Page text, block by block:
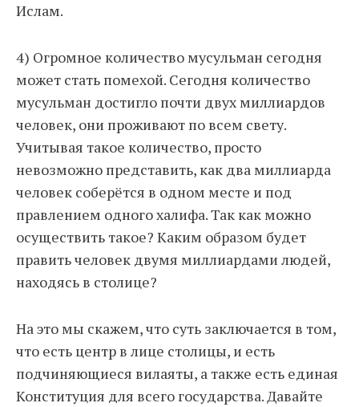
Ислам.
4) Огромное количество мусульман сегодня
может стать помехой. Сегодня количество
мусульман достигло почти двух миллиардов
человек, они проживают по всем свету.
Учитывая такое количество, просто
невозможно представить, как два миллиарда
человек соберётся в одном месте и под
правлением одного халифа. Так как можно
осуществить такое? Каким образом будет
править человек двумя миллиардами людей,
находясь в столице?
На это мы скажем, что суть заключается в том,
что есть центр в лице столицы, и есть
подчиняющиеся вилаяты, а также есть единая
Конституция для всего государства. Давайте